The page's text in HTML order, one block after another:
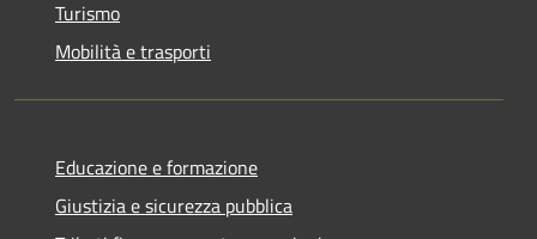
Turismo
Mobilità e trasporti
Educazione e formazione
Giustizia e sicurezza pubblica